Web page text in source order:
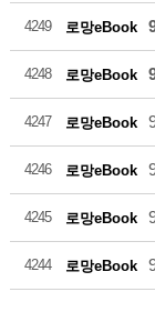
4249 로망eBook
4248 로망eBook
4247 로망eBook
4246 로망eBook
4245 로망eBook
4244 로망eBook